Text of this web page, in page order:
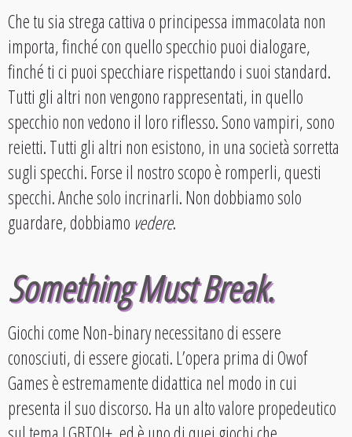
Che tu sia strega cattiva o principessa immacolata non
importa, finché con quello specchio puoi dialogare,
finché ti ci puoi specchiare rispettando i suoi standard.
Tutti gli altri non vengono rappresentati, in quello
specchio non vedono il loro riflesso. Sono vampiri, sono
reietti. Tutti gli altri non esistono, in una società sorretta
sugli specchi. Forse il nostro scopo è romperli, questi
specchi. Anche solo incrinarli. Non dobbiamo solo
guardare, dobbiamo vedere.
Something Must Break.
Giochi come Non-binary necessitano di essere
conosciuti, di essere giocati. L’opera prima di Owof
Games è estremamente didattica nel modo in cui
presenta il suo discorso. Ha un alto valore propedeutico